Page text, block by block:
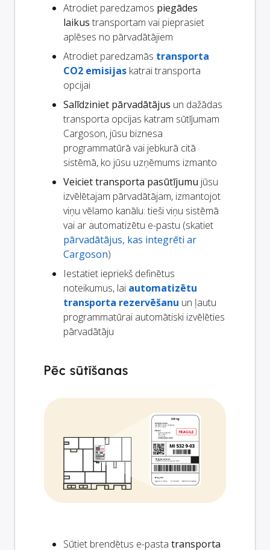
Atrodiet paredzamos piegādes
laikus transportam vai pieprasiet
aplēses no pārvadātājiem
Atrodiet paredzamās transporta
CO2 emisijas katrai transporta
opcijai
Salīdziniet pārvadātājus un dažādas
transporta opcijas katram sūtījumam
Cargoson, jūsu biznesa
programmatūrā vai jebkurā citā
sistēmā, ko jūsu uzņēmums izmanto
Veiciet transporta pasūtījumu jūsu
izvēlētajam pārvadātājam, izmantojot
viņu vēlamo kanālu: tieši viņu sistēmā
vai ar automatizētu e-pastu (skatiet
pārvadātājus, kas integrēti ar
Cargoson)
Iestatiet iepriekš definētus
noteikumus, lai automatizētu
transporta rezervēšanu un ļautu
programmatūrai automātiski izvēlēties
pārvadātāju
Pēc sūtīšanas
Sūtiet brendētus e-pasta transporta